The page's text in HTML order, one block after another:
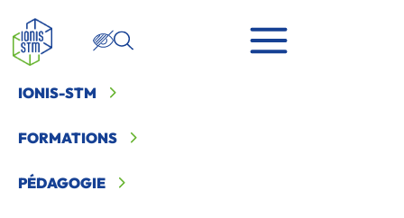
IONIS-STM
FORMATIONS
PÉDAGOGIE